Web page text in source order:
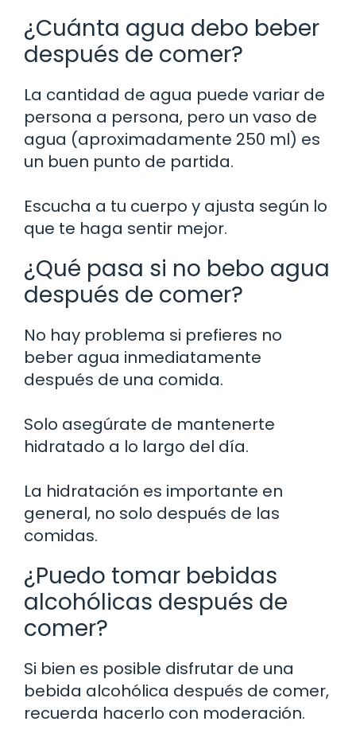
¿Cuánta agua debo beber
después de comer?
La cantidad de agua puede variar de
persona a persona, pero un vaso de
agua (aproximadamente 250 ml) es
un buen punto de partida.
Escucha a tu cuerpo y ajusta según lo
que te haga sentir mejor.
¿Qué pasa si no bebo agua
después de comer?
No hay problema si prefieres no
beber agua inmediatamente
después de una comida.
Solo asegúrate de mantenerte
hidratado a lo largo del día.
La hidratación es importante en
general, no solo después de las
comidas.
¿Puedo tomar bebidas
alcohólicas después de
comer?
Si bien es posible disfrutar de una
bebida alcohólica después de comer,
recuerda hacerlo con moderación.